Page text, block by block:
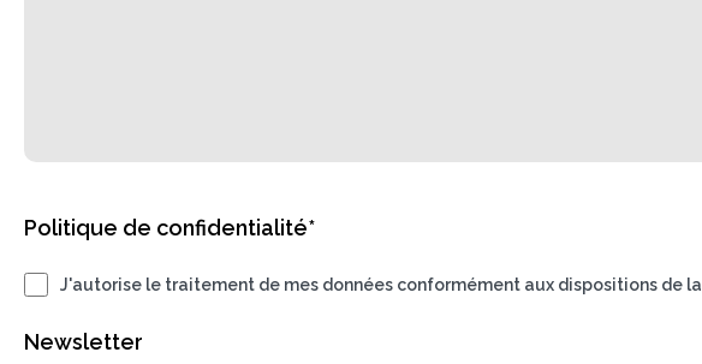
Politique de confidentialité*
J'autorise le traitement de mes données conformément aux dispositions de la
Newsletter